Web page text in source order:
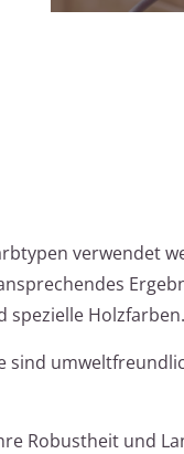
verwendet
spezielle Holzfarben.
sind
Robustheit und